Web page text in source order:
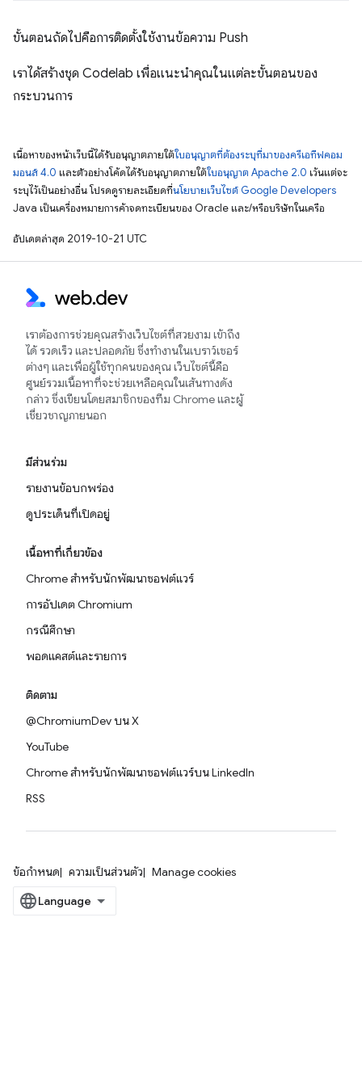
ขั้นตอนถัดไปคือการติดตั้งใช้งานข้อความ Push
เราได้สร้างชุด Codelab เพื่อแนะนำคุณในแต่ละขั้นตอนของ
กระบวนการ
เนื้อหาของหน้าเว็บนี้ได้รับอนุญาตภายใต้ใบอนุญาตที่ต้องระบุที่มาของครีเอทีฟคอม
มอนส์ 4.0 และตัวอย่างโค้ดได้รับอนุญาตภายใต้ใบอนุญาต Apache 2.0 เว้นแต่จะ
ระบุไว้เป็นอย่างอื่น โปรดดูรายละเอียดที่นโยบายเว็บไซต์ Google Developers
Java เป็นเครื่องหมายการค้าจดทะเบียนของ Oracle และ/หรือบริษัทในเครือ
อัปเดตล่าสุด 2019-10-21 UTC
เราต้องการช่วยคุณสร้างเว็บไซต์ที่สวยงาม เข้าถึง
ได้ รวดเร็ว และปลอดภัย ซึ่งทำงานในเบราว์เซอร์
ต่างๆ และเพื่อผู้ใช้ทุกคนของคุณ เว็บไซต์นี้คือ
ศูนย์รวมเนื้อหาที่จะช่วยเหลือคุณในเส้นทางดัง
กล่าว ซึ่งเขียนโดยสมาชิกของทีม Chrome และผู้
เชี่ยวชาญภายนอก
มีส่วนร่วม
รายงานข้อบกพร่อง
ดูประเด็นที่เปิดอยู่
เนื้อหาที่เกี่ยวข้อง
Chrome สำหรับนักพัฒนาซอฟต์แวร์
การอัปเดต Chromium
กรณีศึกษา
พอดแคสต์และรายการ
ติดตาม
@ChromiumDev บน X
YouTube
Chrome สำหรับนักพัฒนาซอฟต์แวร์บน LinkedIn
RSS
ข้อกำหนด ความเป็นส่วนตัว Manage cookies